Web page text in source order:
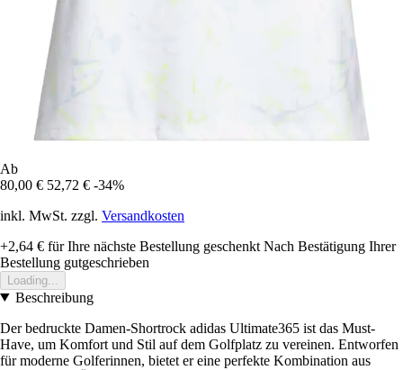
Ab
80,00 € 52,72 € -34%
inkl. MwSt. zzgl. Versandkosten
+2,64 € für Ihre nächste Bestellung geschenkt Nach Bestätigung Ihrer
Bestellung gutgeschrieben
Loading...
Beschreibung
Der bedruckte Damen-Shortrock adidas Ultimate365 ist das Must-
Have, um Komfort und Stil auf dem Golfplatz zu vereinen. Entworfen
für moderne Golferinnen, bietet er eine perfekte Kombination aus